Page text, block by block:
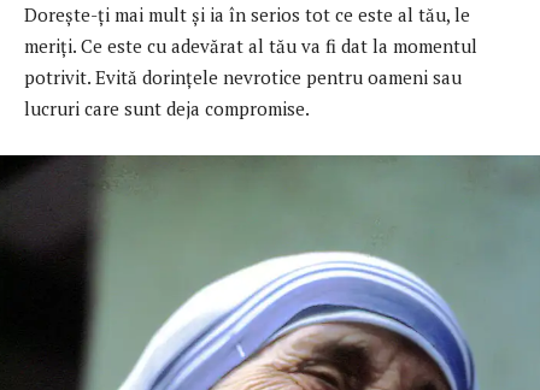
Dorește-ți mai mult și ia în serios tot ce este al tău, le
meriți. Ce este cu adevărat al tău va fi dat la momentul
potrivit. Evită dorințele nevrotice pentru oameni sau
lucruri care sunt deja compromise.